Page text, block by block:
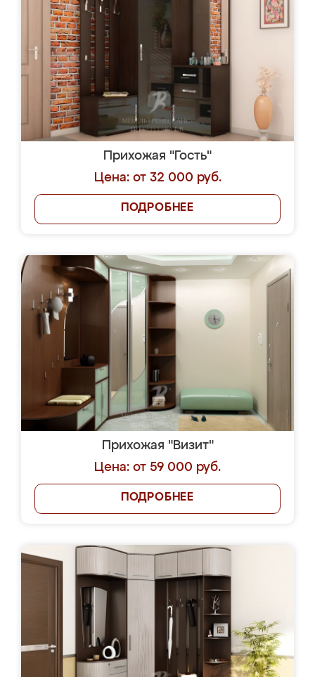
Прихожая "Гость"
Цена: от 32 000 руб.
ПОДРОБНЕЕ
Прихожая "Визит"
Цена: от 59 000 руб.
ПОДРОБНЕЕ